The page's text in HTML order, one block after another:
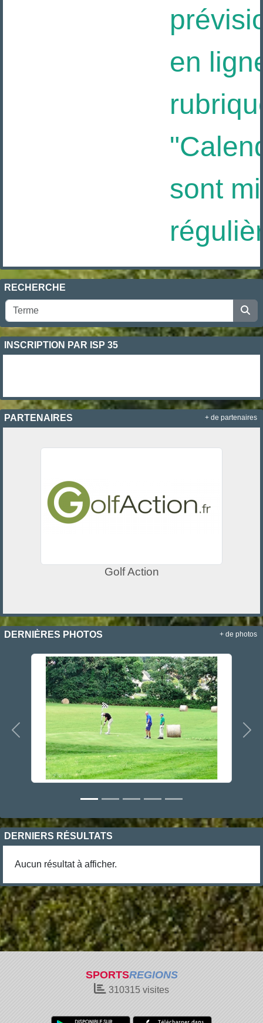
en
sont
RECHERCHE
INSCRIPTION PAR ISP 35
PARTENAIRES
Golf Action
+ de partenaires
DERNIÈRES PHOTOS
Précedent
+ de photos
DERNIERS RÉSULTATS
Aucun résultat à afficher.
SPORTSREGIONS
310315 visites